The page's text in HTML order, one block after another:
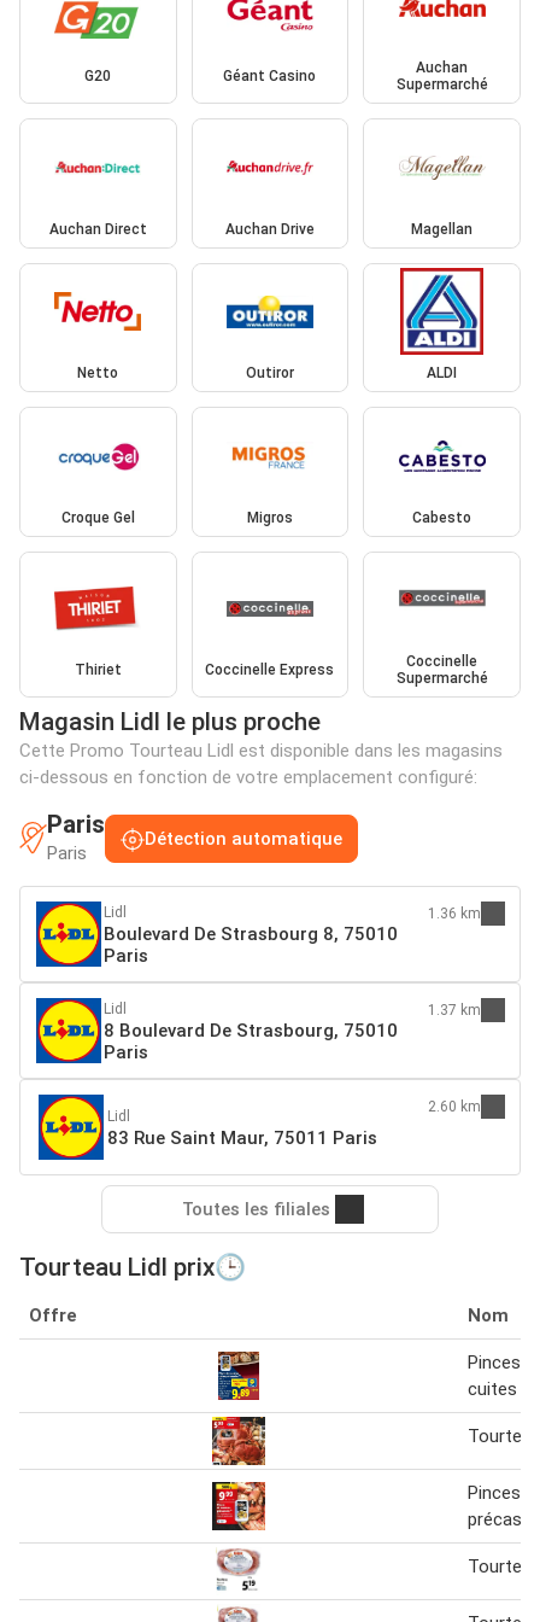
G20 Géant Casino
Auchan
Supermarché
Auchan Direct Auchan Drive Magellan
Netto Outiror ALDI
Croque Gel Migros Cabesto
Thiriet Coccinelle Express
Coccinelle
Supermarché
Magasin Lidl le plus proche
Cette Promo Tourteau Lidl est disponible dans les magasins
ci-dessous en fonction de votre emplacement configuré:
Paris
Paris
Détection automatique
Lidl
Boulevard De Strasbourg 8, 75010
Paris
1.36 km
Lidl
8 Boulevard De Strasbourg, 75010
Paris
1.37 km
Lidl
83 Rue Saint Maur, 75011 Paris
2.60 km
Toutes les filiales
Tourteau Lidl prix🕒
Offre Nom
Pinces
cuites
Pinces
Tourteau